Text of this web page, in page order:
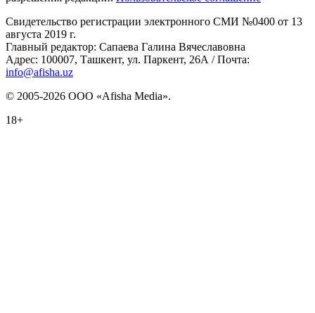
Свидетельство регистрации электронного СМИ №0400 от 13
августа 2019 г.
Главный редактор: Сапаева Галина Вячеславовна
Адрес: 100007, Ташкент, ул. Паркент, 26А / Почта:
info@afisha.uz
© 2005-2026 ООО «Afisha Media».
18+